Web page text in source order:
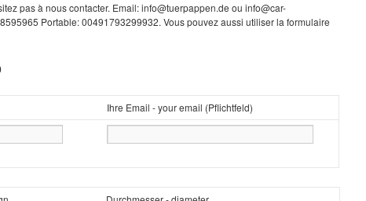
pas à nous contacter. Email: info@tuerpappen.de ou info@car-
Portable: 00491793299932. Vous pouvez aussi utiliser la formulaire
Ihre Email - your email (Pflichtfeld)